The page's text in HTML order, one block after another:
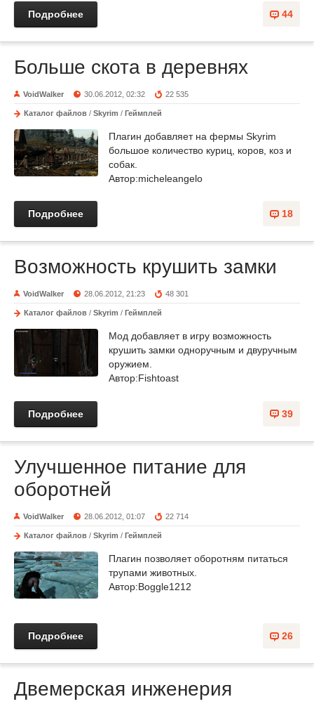
44
Подробнее
Больше скота в деревнях
VoidWalker 30.06.2012, 02:32 22 535
Каталог файлов / Skyrim / Геймплей
Плагин добавляет на фермы Skyrim
большое количество куриц, коров, коз и
собак.
Автор:micheleangelo
18
Подробнее
Возможность крушить замки
VoidWalker 28.06.2012, 21:23 48 301
Каталог файлов / Skyrim / Геймплей
Мод добавляет в игру возможность
крушить замки одноручным и двуручным
оружием.
Автор:Fishtoast
39
Подробнее
Улучшенное питание для
оборотней
VoidWalker 28.06.2012, 01:07 22 714
Каталог файлов / Skyrim / Геймплей
Плагин позволяет оборотням питаться
трупами животных.
Автор:Boggle1212
26
Подробнее
Двемерская инженерия